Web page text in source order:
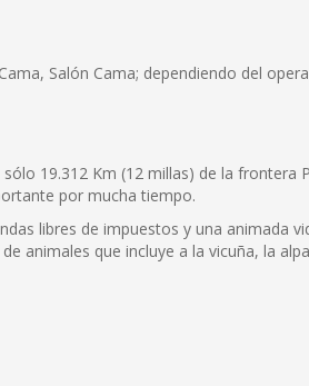
Salón Cama; dependiendo del
19.312 Km (12 millas) de la frontera
por mucha tiempo.
libres de impuestos y una animada
animales que incluye a la vicuña, la